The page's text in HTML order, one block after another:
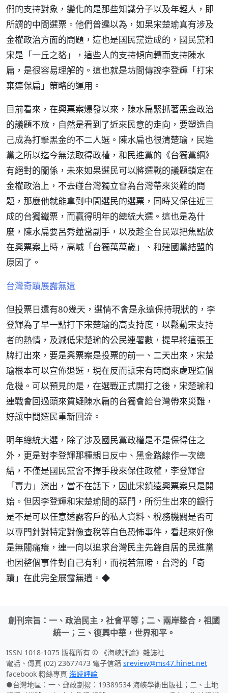
們的支持對象，變化的是那些知識分子以及年輕人，即
所謂的中間選票。他們普遍以為，如果宋楚瑜真有涉及
金權政治方面的問題，這也是國民黨造成的，國民黨和
宋是「一丘之貉」，這些人的支持傾向轉而支持陳水
扁，是很容易理解的。這也就是坊間傳說李登輝「打宋
棄連保扁」策略的運用。
目前看來，在興票案爆發以來，陳水扁緊抓著黑金政治
的議題不放，自然是看到了近來民意的走向，要塑造自
己成為打擊黑金的不二人選。陳水扁也很清楚瑜，民進
黨之所以迄今無法取得政權，和民進黨的《台獨黨綱》
有絕對的關係，未來如果選民可以將選戰的議題鎖定在
金權政治上，不去碰台灣獨立會為台灣帶來災難的問
題，那麼他就能拿到中間選民的選票，同時又保住近三
成的台獨鐵票，而贏得明年的總統大選。這也是為什
麼，陳水扁要呂秀蓮當副手，以及趁全台民眾把焦點放
在興票案上時，高喊「台獨萬萬歲」、和建國黨結盟的
原因了。
台灣奇蹟展露無遺
但投票日還有80幾天，選情不會是永遠保持現狀的，李
登輝為了早一點打下宋楚瑜的高支持度，以鬆動宋支持
者的熱情，及減低宋楚瑜的公民連署數，提早將這張王
牌打出來，要是興票案是投票的前一、二天出來，宋楚
瑜根本可以宣佈退選，現在反而讓宋有時間來處理這個
危機。可以預見的是，在選戰正式開打之後，宋楚瑜和
連戰會回過頭來質疑陳水扁的台獨會給台灣帶來災難，
好讓中間選民重新回流。
明年總統大選，除了涉及國民黨政權是不是保得住之
外，更是對李登輝那種親日反中、黑金路線作一次總
結，不僅是國民黨會不擇手段來保住政權，李登輝會
「賣力」演出，當不在話下，因此宋鎮遠興票案只是開
始。但因李登輝和宋楚瑜間的惡鬥，所衍生出來的銀行
是不是可以任意透露客戶的私人資料、稅務機關是否可
以專門針對特定對像查稅等白色恐怖事件，看起來好像
是無關痛癢，連一向以追求台灣民主先鋒自居的民進黨
也因整個事件對自己有利，而視若無睹，台灣的「奇
蹟」在此完全展露無遺。◆
創刊宗旨：一、政治民主，社會平等；二、兩岸整合，祖國
統一；三、復興中華，世界和平。
ISSN 1018-1075 版權所有 © 《海峽評論》雜誌社
電話、傳真 (02) 23677473 電子信箱 sreview@ms47.hinet.net
facebook 粉絲專頁 海峽評論
●台灣地區：一、郵政劃撥：19389534 海峽學術出版社；二、土地